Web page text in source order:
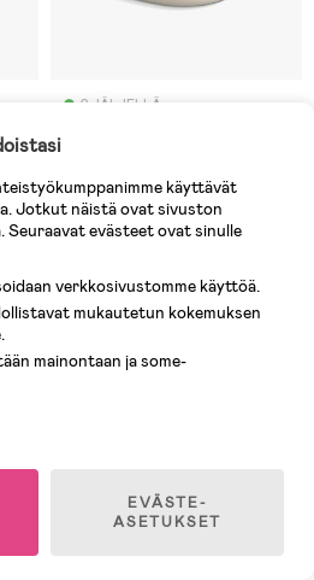
2 JÄLJELLÄ
Potta, Cream
59,90 €
Superhinta
käyttävät
Jotkut näistä ovat sivuston
Seuraavat evästeet ovat sinulle
verkkosivustomme käyttöä.
mukautetun kokemuksen
mainontaan ja some-
EVÄSTE-
ASETUKSET